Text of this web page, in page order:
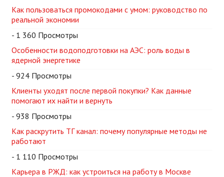
Как пользоваться промокодами с умом: руководство по
реальной экономии
- 1 360 Просмотры
Особенности водоподготовки на АЭС: роль воды в
ядерной энергетике
- 924 Просмотры
Клиенты уходят после первой покупки? Как данные
помогают их найти и вернуть
- 938 Просмотры
Как раскрутить ТГ канал: почему популярные методы не
работают
- 1 110 Просмотры
Карьера в РЖД: как устроиться на работу в Москве